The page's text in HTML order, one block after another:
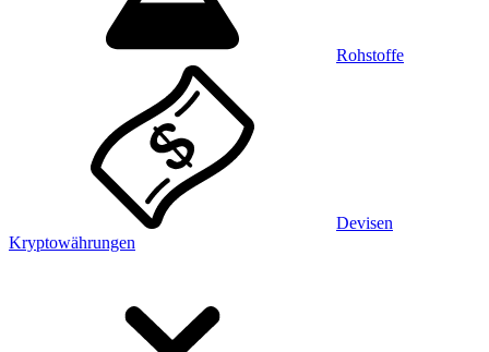
Rohstoffe
Devisen
Kryptowährungen